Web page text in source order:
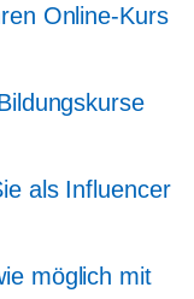
Online-Kurs
als Influencer
möglich mit